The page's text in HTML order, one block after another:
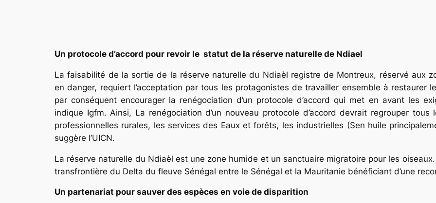
Un protocole d’accord pour revoir le statut de la réserve naturelle de Ndiael
La faisabilité de la sortie de la réserve naturelle du Ndiaèl registre de Montreux, réservé aux
en danger, requiert l’acceptation par tous les protagonistes de travailler ensemble à restaurer
par conséquent encourager la renégociation d’un protocole d’accord qui met en avant les
indique Igfm. Ainsi, La renégociation d’un nouveau protocole d’accord devrait regrouper
professionnelles rurales, les services des Eaux et forêts, les industrielles (Sen huile
suggère l’UICN.
La réserve naturelle du Ndiaèl est une zone humide et un sanctuaire migratoire pour les
transfrontière du Delta du fleuve Sénégal entre le Sénégal et la Mauritanie bénéficiant d’une
Un partenariat pour sauver des espèces en voie de disparition